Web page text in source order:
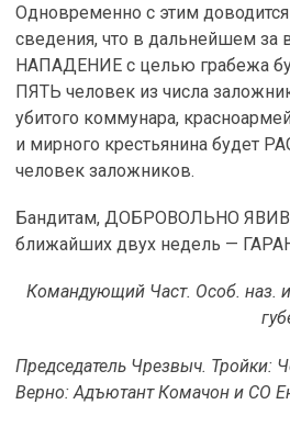
Одновременно с этим
сведения, что в дальнейшем
НАПАДЕНИЕ с целью грабежа
ПЯТЬ человек из числа
убитого коммунара,
и мирного крестьянина будет
человек заложников.
Бандитам, ДОБРОВОЛЬНО
ближайших двух недель —
Командующий Част. Особ. наз.
Председатель Чрезвыч. Тройки:
Верно: Адъютант Комачон и СО